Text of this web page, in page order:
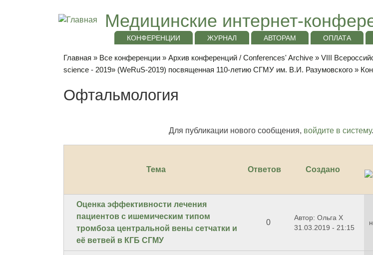
Медицинские интернет-
КОНФЕРЕНЦИИ ЖУРНАЛ АВТОРАМ ОПЛАТА
Главная » Все конференции » Архив конференций / Conferences' Archive » VIII
science - 2019» (WeRuS-2019) посвященная 110-летию СГМУ им. В.И. Разумовского »
Офтальмология
Для публикации нового сообщения, войдите в систему.
Тема Ответов Создано
Оценка эффективности лечения
пациентов с ишемическим типом
тромбоза центральной вены сетчатки и
её ветвей в КГБ СГМУ
0
Автор: Ольга Х
31.03.2019 - 21:15